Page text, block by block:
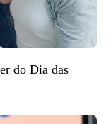
do Dia das